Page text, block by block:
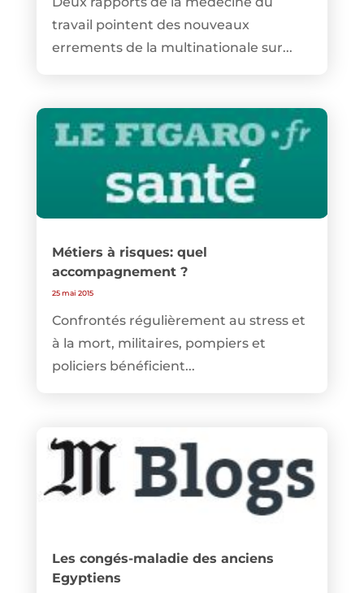
travail pointent des nouveaux
errements de la multinationale sur...
Métiers à risques: quel
accompagnement ?
25 mai 2015
Confrontés régulièrement au stress et
à la mort, militaires, pompiers et
policiers bénéficient...
Les congés-maladie des anciens
Egyptiens